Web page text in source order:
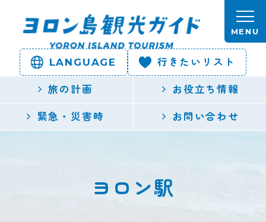
ヨロン島
観光ガイ
ド | 鹿児
端の与論
LANGUAGE 行きたいリスト
旅の計画 お役立ち情報
緊急・災害時 お問い合わせ
MENU
ヨロン駅